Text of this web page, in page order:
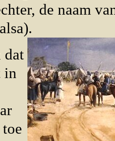
de naam
dat
in